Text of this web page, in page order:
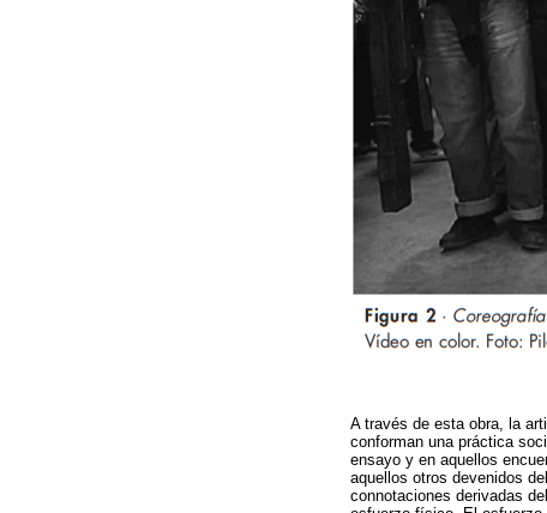
A través de esta obra, la
conforman una práctica
ensayo y en aquellos
aquellos otros devenidos
connotaciones derivadas